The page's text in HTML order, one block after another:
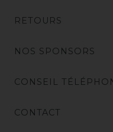
RETOURS
NOS SPONSORS
CONSEIL
CONTACT